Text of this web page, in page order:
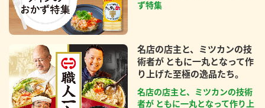
ず特集
名店の店主と、ミツカンの技
術者が ともに一丸となって作
り上げた至極の逸品たち。
名店の店主と、ミツカンの技術
者が ともに一丸となって作り上